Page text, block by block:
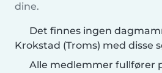
dine.
Det finnes ingen
Krokstad (Troms) med disse
Alle medlemmer fullfører